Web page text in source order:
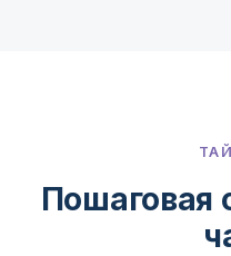
Пошаговая